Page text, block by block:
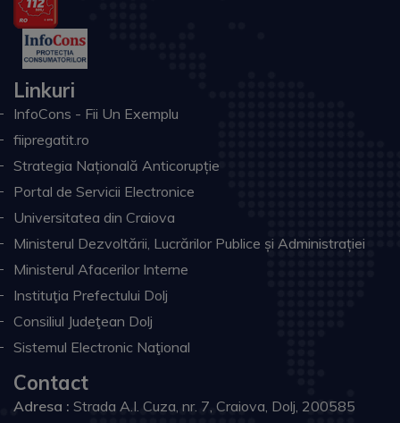
Linkuri
InfoCons - Fii Un Exemplu
fiipregatit.ro
Strategia Națională Anticorupție
Portal de Servicii Electronice
Universitatea din Craiova
Ministerul Dezvoltării, Lucrărilor Publice și Administrației
Ministerul Afacerilor Interne
Instituţia Prefectului Dolj
Consiliul Judeţean Dolj
Sistemul Electronic Naţional
Contact
Adresa : Strada A.I. Cuza, nr. 7, Craiova, Dolj, 200585